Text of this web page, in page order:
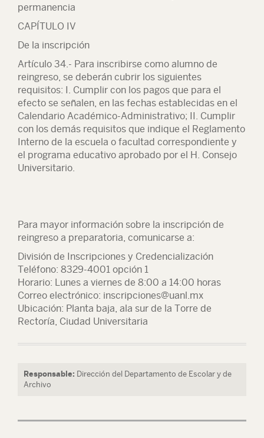
permanencia
CAPÍTULO IV
De la inscripción
Artículo 34.- Para inscribirse como alumno de
reingreso, se deberán cubrir los siguientes
requisitos: I. Cumplir con los pagos que para el
efecto se señalen, en las fechas establecidas en el
Calendario Académico-Administrativo; II. Cumplir
con los demás requisitos que indique el Reglamento
Interno de la escuela o facultad correspondiente y
el programa educativo aprobado por el H. Consejo
Universitario.
Para mayor información sobre la inscripción de
reingreso a preparatoria, comunicarse a:
División de Inscripciones y Credencialización
Teléfono: 8329-4001 opción 1
Horario: Lunes a viernes de 8:00 a 14:00 horas
Correo electrónico: inscripciones@uanl.mx
Ubicación: Planta baja, ala sur de la Torre de
Rectoría, Ciudad Universitaria
Responsable: Dirección del Departamento de Escolar y de
Archivo